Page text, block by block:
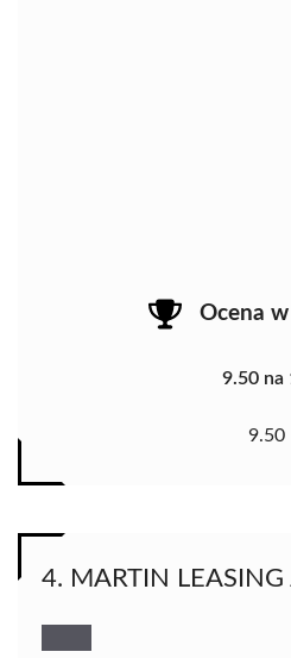
Ocena
9.50 na
9.50
4. MARTIN LEASING